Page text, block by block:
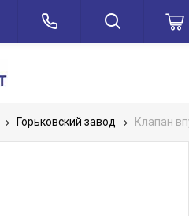
Горьковский завод Клапан